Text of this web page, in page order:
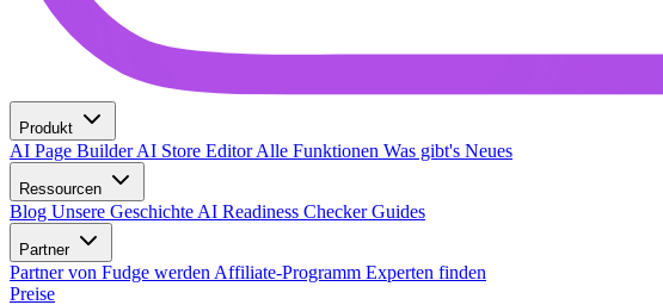
Produkt
AI Page BuilderAI Store EditorAlle Funktionen Was gibt's Neues
Ressourcen
Blog Unsere Geschichte AI Readiness CheckerGuides
Partner
Partner von Fudge werden Affiliate-Programm Experten finden
Preise